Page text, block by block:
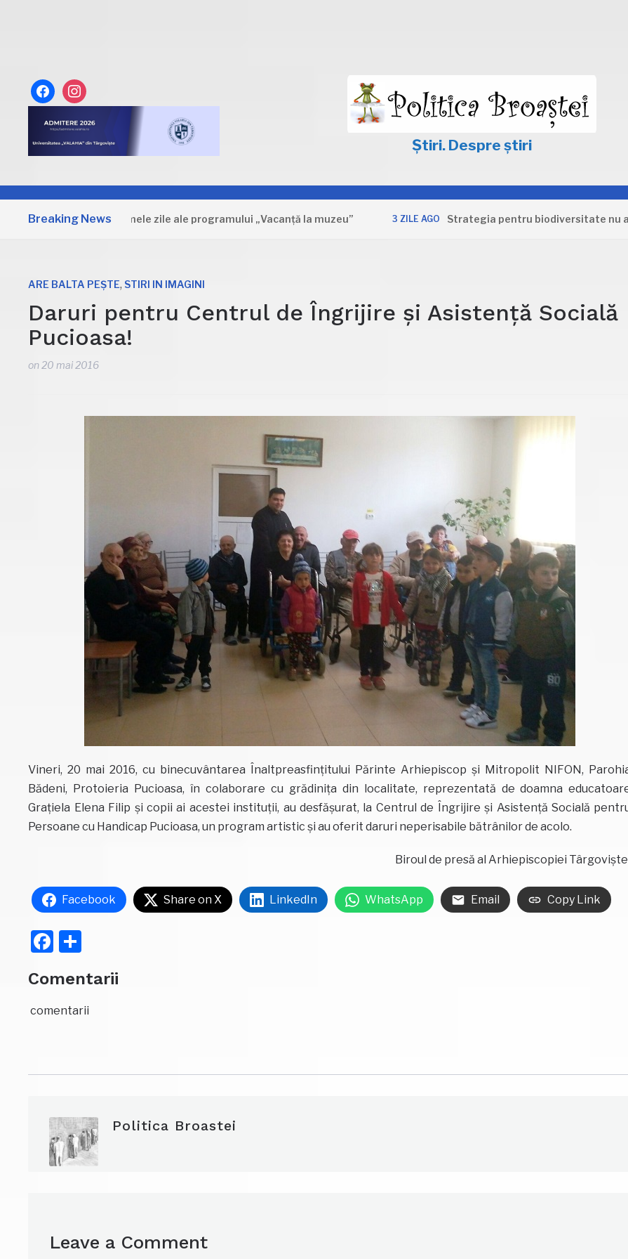
facebookinstagram
Știri. Despre știri
Breaking News
Dâmbovița: Primele zile ale programului „Vacanță la muzeu” 3 ZILE AGO Strategia pentru biodiversitate nu apără
ARE BALTA PEȘTE, STIRI IN IMAGINI
Daruri pentru Centrul de Îngrijire și Asistență Socială
Pucioasa!
on 20 mai 2016
Vineri, 20 mai 2016, cu binecuvântarea Înaltpreasfinţitului Părinte Arhiepiscop şi Mitropolit NIFON,
Bădeni, Protoieria Pucioasa, în colaborare cu grădiniţa din localitate, reprezentată de doamna
Graţiela Elena Filip şi copii ai acestei instituţii, au desfăşurat, la Centrul de Îngrijire şi Asistenţă Socială
Persoane cu Handicap Pucioasa, un program artistic şi au oferit daruri neperisabile bătrânilor de acolo.
Biroul de presă al Arhiepiscopiei
Facebook Share on X LinkedIn WhatsApp Email Copy Link
Facebook
Comentarii
comentarii
Politica Broastei
Leave a Comment